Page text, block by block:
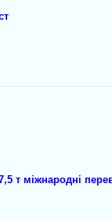
т міжнародні